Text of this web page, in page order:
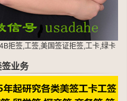
拒签,工签,美国签证拒签,工卡,绿卡
业务